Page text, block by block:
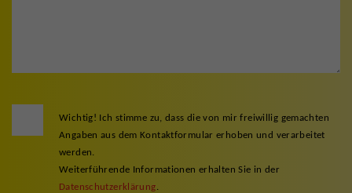
Wichtig! Ich stimme zu, dass die von mir freiwillig gemachten
Angaben aus dem Kontaktformular erhoben und verarbeitet
werden.
Weiterführende Informationen erhalten Sie in der
Datenschutzerklärung